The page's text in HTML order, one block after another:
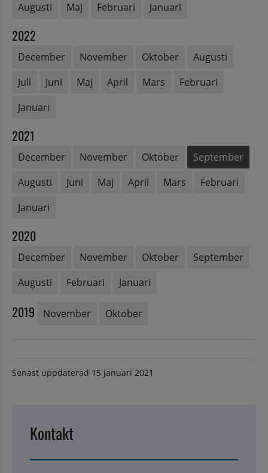
Augusti
Maj Februari Januari
2022
December November Oktober
Augusti
Juli
Juni Maj April Mars
Februari
Januari
2021
December November Oktober
September
Augusti
Juni Maj April Mars
Februari
Januari
2020
December November Oktober
September
Augusti
Februari Januari
2019 November Oktober
Senast uppdaterad 15 januari 2021
Kontakt